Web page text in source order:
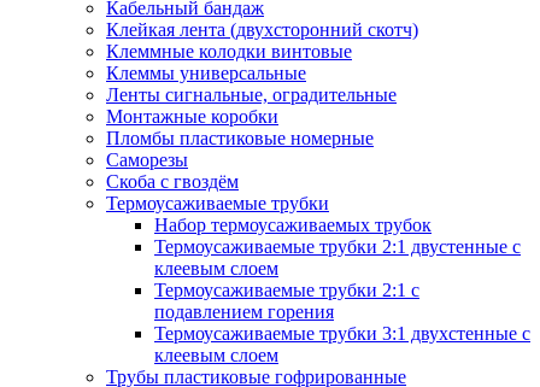
Кабельный бандаж
Клейкая лента (двухсторонний скотч)
Клеммные колодки винтовые
Клеммы универсальные
Ленты сигнальные, оградительные
Монтажные коробки
Пломбы пластиковые номерные
Саморезы
Скоба с гвоздём
Термоусаживаемые трубки
Набор термоусаживаемых трубок
Термоусаживаемые трубки 2:1 двустенные с
клеевым слоем
Термоусаживаемые трубки 2:1 с
подавлением горения
Термоусаживаемые трубки 3:1 двухстенные с
клеевым слоем
Трубы пластиковые гофрированные